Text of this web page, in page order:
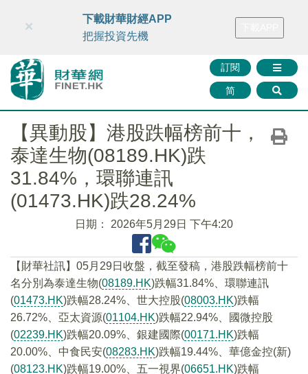
財華智庫網 FINTV FINMETA 財華證券 媒體矩陣
訂閱
简
×
下載財華財經APP
把握投資先機
【異動股】港股跌幅榜前十，
泰達生物(08189.HK)跌
31.84%，環聯連訊
(01473.HK)跌28.24%
日期： 2026年5月29日 下午4:20
【財華社訊】05月29日收盤，截至發稿，港股跌幅榜前十
名分別為泰達生物(08189.HK)跌幅31.84%、環聯連訊
(01473.HK)跌幅28.24%、世大控股(08003.HK)跌幅
26.72%、亞太資源(01104.HK)跌幅22.94%、國微控股
(02239.HK)跌幅20.09%、銀建國際(00171.HK)跌幅
20.00%、中食民安(08283.HK)跌幅19.44%、華億金控(新)
(08123.HK)跌幅19.00%、五一視界(06651.HK)跌幅